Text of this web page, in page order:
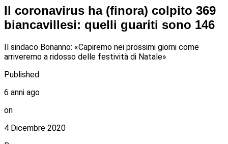
Il coronavirus ha (finora) colpito 369
biancavillesi: quelli guariti sono 146
Il sindaco Bonanno: «Capiremo nei prossimi giorni come
arriveremo a ridosso delle festività di Natale»
Published
6 anni ago
on
4 Dicembre 2020